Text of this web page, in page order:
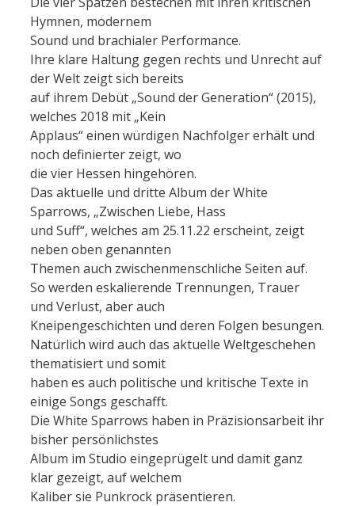
Hymnen, modernem
Sound und brachialer Performance.
Ihre klare Haltung gegen rechts und Unrecht auf
der Welt zeigt sich bereits
auf ihrem Debüt „Sound der Generation“ (2015),
welches 2018 mit „Kein
Applaus“ einen würdigen Nachfolger erhält und
noch definierter zeigt, wo
die vier Hessen hingehören.
Das aktuelle und dritte Album der White
Sparrows, „Zwischen Liebe, Hass
und Suff“, welches am 25.11.22 erscheint, zeigt
neben oben genannten
Themen auch zwischenmenschliche Seiten auf.
So werden eskalierende Trennungen, Trauer
und Verlust, aber auch
Kneipengeschichten und deren Folgen besungen.
Natürlich wird auch das aktuelle Weltgeschehen
thematisiert und somit
haben es auch politische und kritische Texte in
einige Songs geschafft.
Die White Sparrows haben in Präzisionsarbeit ihr
bisher persönlichstes
Album im Studio eingeprügelt und damit ganz
klar gezeigt, auf welchem
Kaliber sie Punkrock präsentieren.